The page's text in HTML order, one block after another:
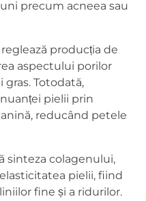
precum acneea sau
producția de
aspectului porilor
Totodată,
pielii prin
reducând petele
sinteza colagenului,
pielii, fiind
fine și a ridurilor.